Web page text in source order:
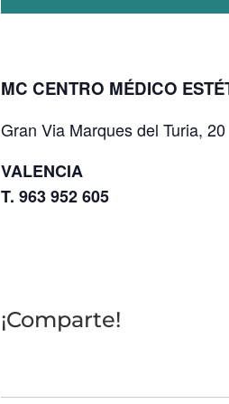
MC CENTRO MÉDICO
Gran Via Marques del Turia, 20
VALENCIA
T. 963 952 605
¡Comparte!